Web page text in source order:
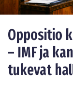
Oppositio
– IMF ja
tukevat